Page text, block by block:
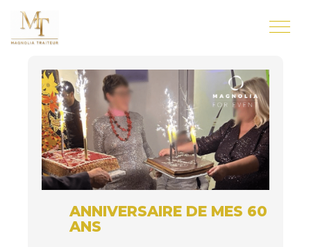
ANNIVERSAIRE DE MES 60
ANS